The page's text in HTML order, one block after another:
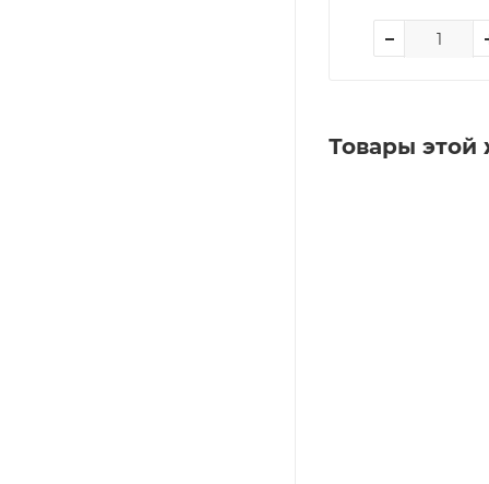
Товары этой